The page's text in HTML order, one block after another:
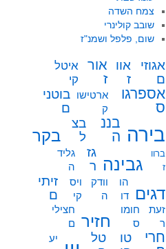
צמח השדה
שובב קולינרי
שום, פלפל ושמנ"ז
אגוזי
ם
אוו
ז
אור
ז
איטל
קי
אספרגו
ס
ארטישו
ק
בוטני
ם
בירה
בננ
ה
בצ
ל
בקר
ברוו
ז
גבינה
גז
ר
גליד
ה
דגים
הו
דו
וודק
ה
ויס
קי
זיתי
ם
זעת
ר
חומו
ס
חזיר
חצילי
ם
חרי
טו
טל
יע